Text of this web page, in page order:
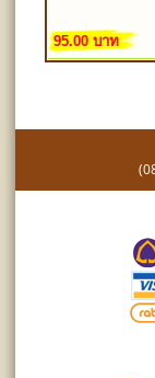
95.00 บาท